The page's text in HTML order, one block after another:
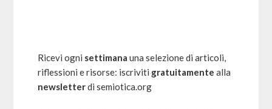
Ricevi ogni settimana una selezione di articoli,
riflessioni e risorse: iscriviti gratuitamente alla
newsletterdi semiotica.org